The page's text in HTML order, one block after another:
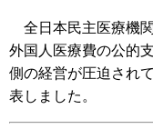
全日本民主医療機
外国人医療費の公的
側の経営が圧迫され
表しました。